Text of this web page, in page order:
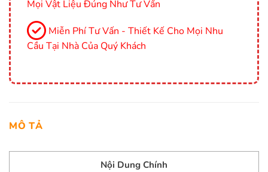
Mọi Vật Liệu Đúng Như Tư Vấn
Miễn Phí Tư Vấn - Thiết Kế Cho Mọi Nhu
Cầu Tại Nhà Của Quý Khách
MÔ TẢ
Nội Dung Chính